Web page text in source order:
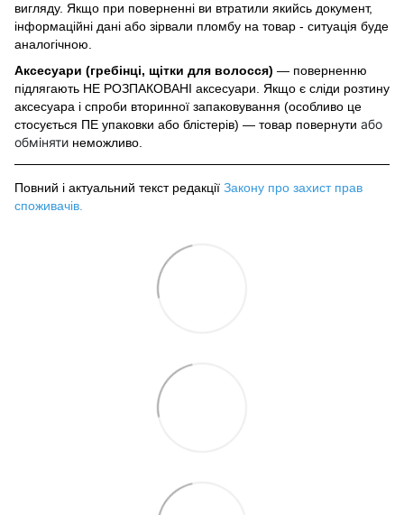
вигляду. Якщо при поверненні ви втратили якийсь документ,
інформаційні дані або зірвали пломбу на товар - ситуація буде
аналогічною.
Аксесуари (гребінці, щітки для волосся) — поверненню
підлягають НЕ РОЗПАКОВАНІ аксесуари. Якщо є сліди розтину
аксесуара і спроби вторинної запаковування (особливо це
стосується ПЕ упаковки або блістерів) — товар повернути або
обміняти неможливо.
Повний і актуальний текст редакції Закону про захист прав
споживачів